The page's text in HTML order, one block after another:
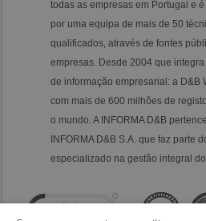
todas as empresas em Portugal e
por uma equipa de mais de 50
qualificados, através de fontes
empresas. Desde 2004 que
de informação empresarial: a D&B
com mais de 600 milhões de
o mundo. A INFORMA D&B
INFORMA D&B S.A. que faz parte
especializado na gestão integral